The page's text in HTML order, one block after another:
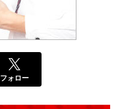
フォロー